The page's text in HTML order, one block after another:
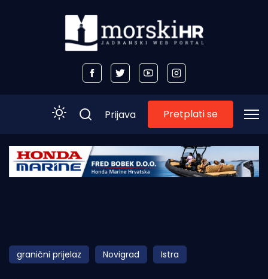
Početna
Obala
Otoci
Prijava Pretplati se
granični prijelaz Novigrad Istra